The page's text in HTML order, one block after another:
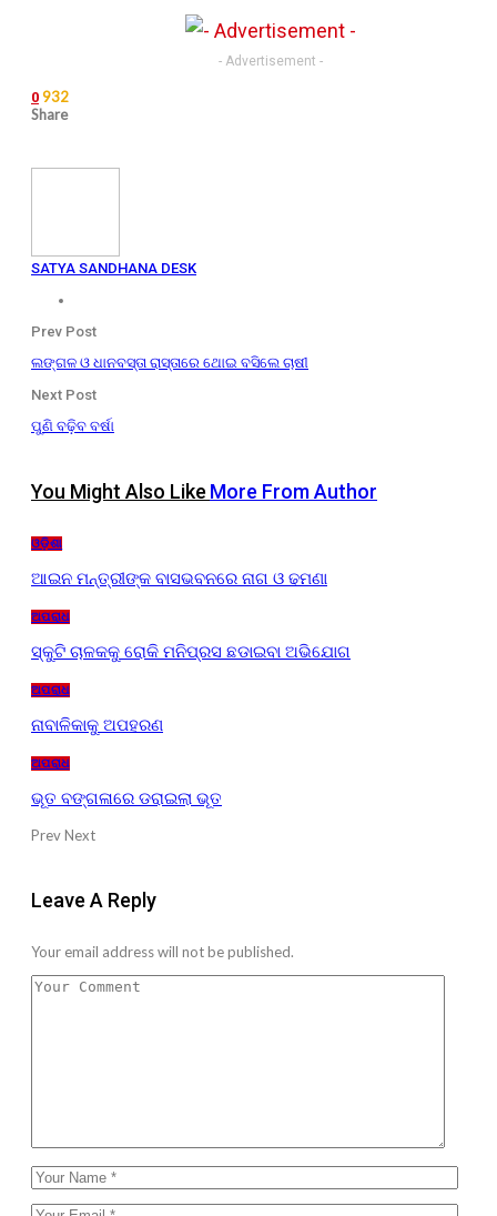
- Advertisement -
0 932
Share
SATYA SANDHANA DESK
Prev Post
ଲଙ୍ଗଳ ଓ ଧାନବସ୍ତା ରାସ୍ତାରେ ଥୋଇ ବସିଲେ ଚାଷୀ
Next Post
ପୁଣି ବଢ଼ିବ ବର୍ଷା
You Might Also Like More From Author
ଓଡ଼ିଶା
ଆଇନ ମନ୍ତ୍ରୀଙ୍କ ବାସଭବନରେ ନାଗ ଓ ଢମଣା
ଅପରାଧ
ସ୍କୁଟି ଚାଳକକୁ ରୋକି ମନିପ୍ରସ ଛଡାଇବା ଅଭିଯୋଗ
ଅପରାଧ
ନାବାଳିକାକୁ ଅପହରଣ
ଅପରାଧ
ଭୂତ ବଙ୍ଗଳାରେ ଡରାଇଲା ଭୂତ
PrevNext
Leave A Reply
Your email address will not be published.